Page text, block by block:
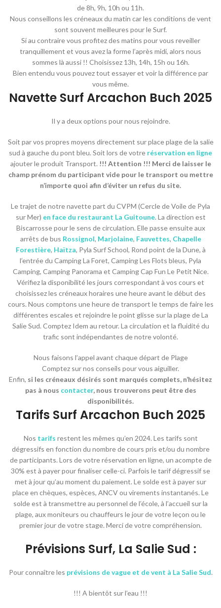
de 8h, 9h, 10h ou 11h.
Nous conseillons les créneaux du matin car les conditions de vent
sont souvent meilleures pour le Surf.
Si au contraire vous profitez des matins pour vous reveiller
tranquillement et vous avez la forme l’après midi, alors nous
sommes là aussi !! Choisissez 13h, 14h, 15h ou 16h.
Bien entendu vous pouvez tout essayer et voir la différence par
vous même.
Navette Surf Arcachon Buch 2025
Il y a deux options pour nous rejoindre.
Soit par vos propres moyens directement sur place plage de la salie
sud à gauche du pont bleu. Soit lors de votre réservation en ligne
ajouter le produit Transport. !!! Attention !!! Merci de laisser le
champ prénom du participant vide pour le transport ou mettre
n’importe quoi afin d’éviter un refus du site.
Le trajet de notre navette part du CVPM (Cercle de Voile de Pyla
sur Mer) en face du restaurant La Guitoune. La direction est
Biscarrosse pour le sens de circulation. Elle passe ensuite aux
arrêts de bus Rossignol, Marjolaine, Fauvettes, Chapelle
Forestière, Haïtza, Pyla Surf School, Rond point de la Dune, à
l’entrée du Camping La Foret, Camping Les Flots bleus, Pyla
Camping, Camping Panorama et Camping Cap Fun Le Petit Nice.
Vérifiez la disponibilité les jours correspondant à vos cours et
choisissez les créneaux horaires une heure avant le début des
cours. Nous comptons une heure de transport le temps de faire les
différentes escales et rejoindre le point glisse sur la plage de La
Salie Sud. Comptez Idem au retour. La circulation et la fluidité du
trafic sont indépendantes de notre volonté.
Nous faisons l’appel avant chaque départ de Plage
Comptez sur nos conseils pour vous aiguiller.
Enfin, si les créneaux désirés sont marqués complets, n’hésitez
pas à nous contacter, nous trouverons peut être des
disponibilités.
Tarifs Surf Arcachon Buch 2025
Nos tarifs restent les mêmes qu’en 2024. Les tarifs sont
dégressifs en fonction du nombre de cours pris et/ou du nombre
de participants. Lors de votre réservation en ligne, un acompte de
30% est à payer pour finaliser celle-ci. Parfois le tarif dégressif se
met à jour qu’au moment du paiement. Le solde est à payer sur
place en chèques, espèces, ANCV ou virements instantanés. Le
solde est à transmettre au personnel de l’école, à l’accueil sur la
plage, aux moniteurs ou chauffeurs le jour de votre leçon ou le
premier jour de votre stage. Merci de votre compréhension.
Prévisions Surf, La Salie Sud :
Pour connaître les prévisions de vague et de vent à La Salie Sud.
!!! A bientôt sur l’eau !!!